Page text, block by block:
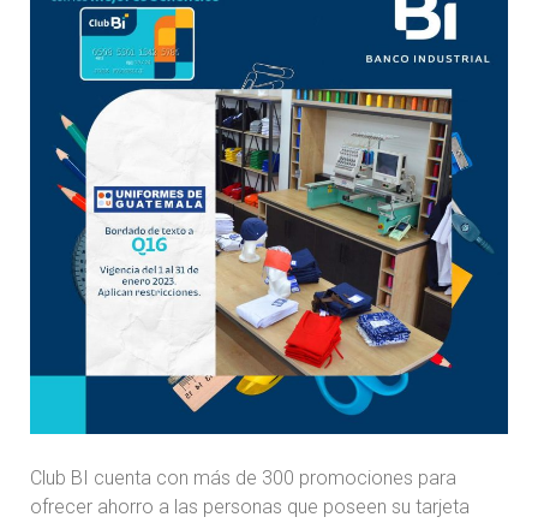
Club BI cuenta con más de 300 promociones para
ofrecer ahorro a las personas que poseen su tarjeta